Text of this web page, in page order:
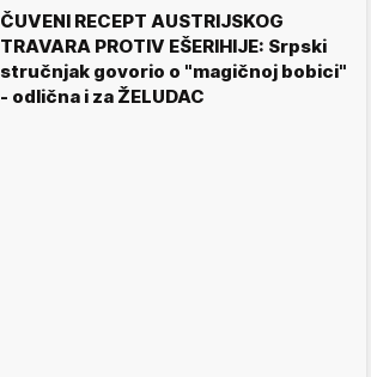
ČUVENI RECEPT AUSTRIJSKOG
TRAVARA PROTIV EŠERIHIJE: Srpski
stručnjak govorio o "magičnoj bobici"
- odlična i za ŽELUDAC